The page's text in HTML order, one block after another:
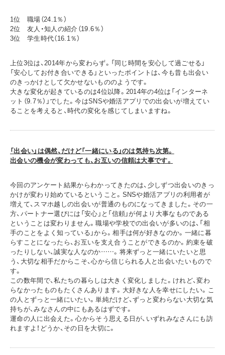
1位 職場（24.1％）
2位 友人・知人の紹介（19.6％）
3位 学生時代（16.1％）
上位3位は、2014年から変わらず。「同じ時間を安心して過ごせる」
「安心してお付き合いできる」といったポイントは、今も昔も出会い
のきっかけとして欠かせないもののようです。
大きな変化が起きているのは4位以降。2014年の4位は「インターネ
ット（9.7％）」でした。今はSNSや婚活アプリでの出会いが増えてい
ることを考えると、時代の変化を感じてしまいますね。
「出会い」は偶然、だけど「一緒にいる」のは気持ち次第。
出会いの機会が変わっても、お互いの信頼は大事です。
今回のアンケート結果からわかってきたのは、少しずつ出会いのきっ
かけが変わり始めているということ。SNSや婚活アプリの利用者が
増えて、スマホ越しの出会いが普通のものになってきました。その一
方、パートナー選びには「安心」と「信頼」が何より大事なものである
ということは変わりません。職場や学校での出会いが多いのは、「相
手のことをよく知っている」から。相手は何が好きなのか。一緒に暮
らすことになったら、お互いを支え合うことができるのか。約束を破
ったりしない、誠実な人なのか……。将来ずっと一緒にいたいと思
う、大切な相手だからこそ、心から信じられる人と出会いたいもので
す。
この数年間で、私たちの暮らしは大きく変化しました。けれど、変わ
らなかったものもたくさんあります。大好きな人を幸せにしたい。こ
の人とずっと一緒にいたい。単純だけど、ずっと変わらない大切な気
持ちが、みなさんの中にもあるはずです。
運命の人に出会えた。心からそう思える日が、いずれみなさんにも訪
れますよ！どうか、その日を大切に。